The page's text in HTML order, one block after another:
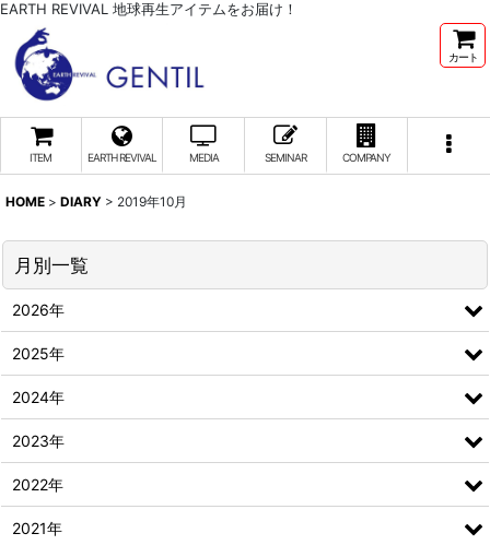
EARTH REVIVAL 地球再生アイテムをお届け！
カート
ITEM EARTH REVIVAL MEDIA SEMINAR COMPANY
HOME > DIARY > 2019年10月
月別一覧
2026年
2025年
2024年
2023年
2022年
2021年